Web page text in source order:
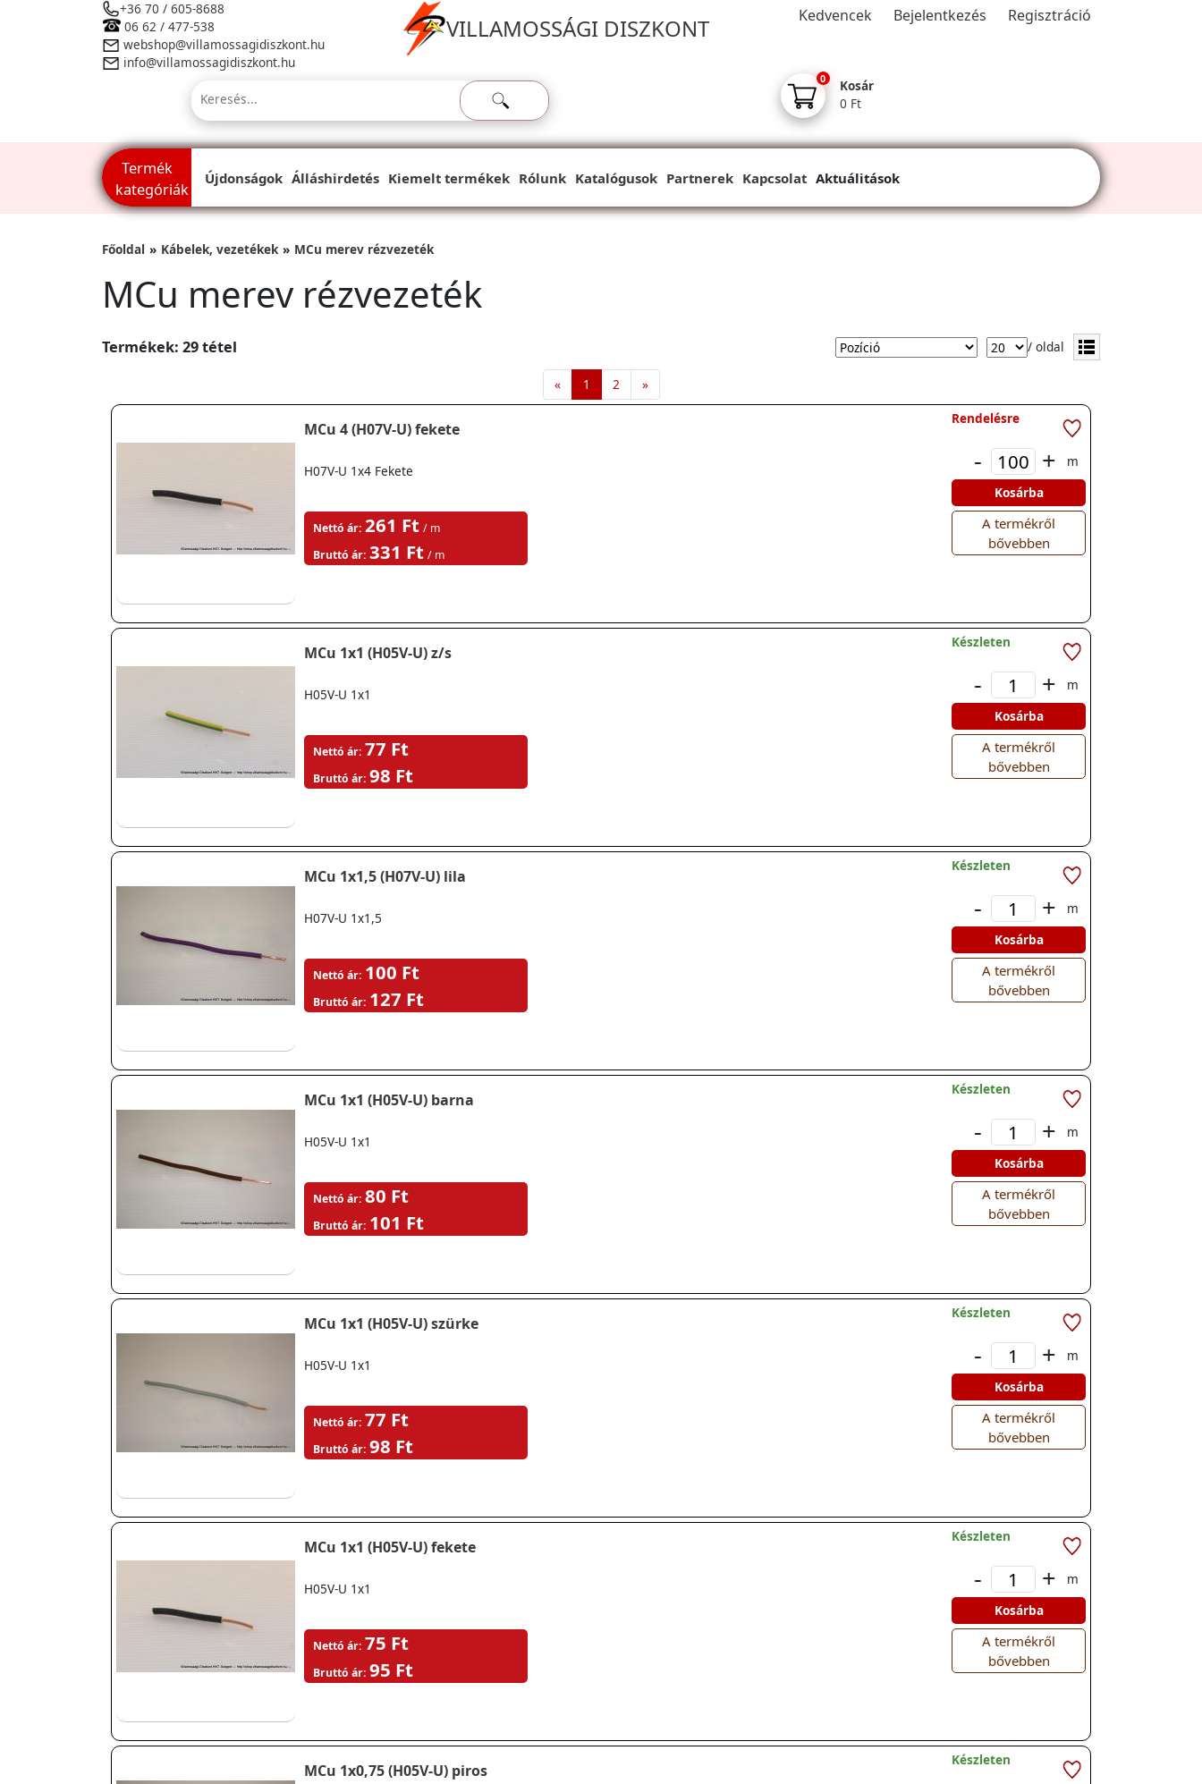
+36 70 / 605-8688
06 62 / 477-538
webshop@villamossagidiszkont.hu
info@villamossagidiszkont.hu
VILLAMOSSÁGI DISZKONT Kedvencek Bejelentkezés Regisztráció
0
Kosár
0 Ft
Termék
kategóriák
Újdonságok Álláshirdetés Kiemelt termékek Rólunk Katalógusok Partnerek Kapcsolat Aktuálitások
Főoldal Kábelek, vezetékek MCu merev rézvezeték
MCu merev rézvezeték
Termékek: 29 tétel / oldal
« 1 2 »
MCu 4 (H07V-U) fekete
H07V-U 1x4 Fekete
Nettó ár: 261 Ft / m
Bruttó ár: 331 Ft / m
Rendelésre
- +
m
Kosárba
A termékről
bővebben
MCu 1x1 (H05V-U) z/s
H05V-U 1x1
Nettó ár: 77 Ft
Bruttó ár: 98 Ft
Készleten
- +
m
Kosárba
A termékről
bővebben
MCu 1x1,5 (H07V-U) lila
H07V-U 1x1,5
Nettó ár: 100 Ft
Bruttó ár: 127 Ft
Készleten
- +
m
Kosárba
A termékről
bővebben
MCu 1x1 (H05V-U) barna
H05V-U 1x1
Nettó ár: 80 Ft
Bruttó ár: 101 Ft
Készleten
- +
m
Kosárba
A termékről
bővebben
MCu 1x1 (H05V-U) szürke
H05V-U 1x1
Nettó ár: 77 Ft
Bruttó ár: 98 Ft
Készleten
- +
m
Kosárba
A termékről
bővebben
MCu 1x1 (H05V-U) fekete
H05V-U 1x1
Nettó ár: 75 Ft
Bruttó ár: 95 Ft
Készleten
- +
m
Kosárba
A termékről
bővebben
MCu 1x0,75 (H05V-U) piros
Készleten